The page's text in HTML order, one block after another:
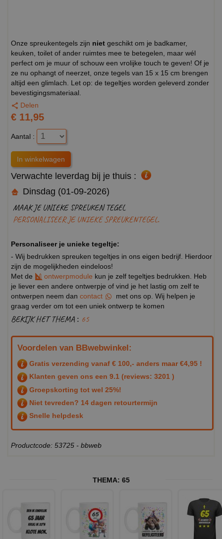
Onze spreukentegels zijn niet geschikt om je badkamer,
keuken, toilet of ander ruimtes mee te betegelen, maar wél
perfect om je muur of schouw een vrolijke touch te geven! Of je
ze nu ophangt of neerzet, onze tegels van 15 x 15 cm brengen
altijd een glimlach. Let op: de tegeltjes worden geleverd zonder
bevestigingsmateriaal.
Delen
€ 11,95
Aantal :
Verwachte leverdag bij je thuis :
Dinsdag (01-09-2026)
MAAK JE UNIEKE SPREUKEN TEGEL
PERSONALISEER JE UNIEKE SPREUKENTEGEL.
Personaliseer je unieke tegeltje:
- Wij bedrukken spreuken tegeltjes in ons eigen bedrijf. Hierdoor
zijn de mogelijkheden eindeloos!
Met de
ontwerpmodule kun je zelf tegeltjes bedrukken. Heb
je liever een andere ontwerpje of vind je het lastig om zelf te
ontwerpen neem dan contact
met ons op. Wij helpen je
graag verder om tot een uniek ontwerp te komen
BEKIJK HET THEMA : 65
Voordelen van BBwebwinkel:
Gratis verzending vanaf € 100,- anders maar €4,95 !
Klanten geven ons een 9.1 (reviews: 3201 )
Groepskorting tot wel 25%!
Niet tevreden? 14 dagen retourtermijn
Snelle helpdesk
Productcode: 53725 - bbweb
THEMA: 65